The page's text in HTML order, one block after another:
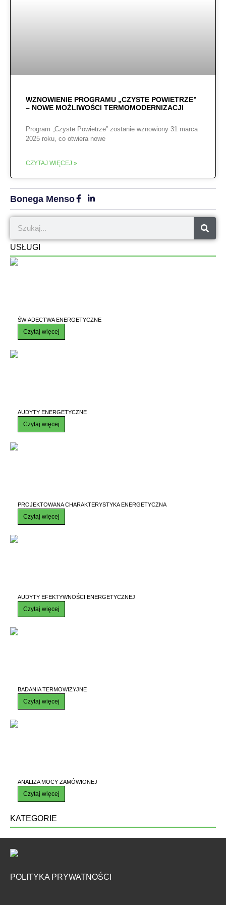
WZNOWIENIE PROGRAMU „CZYSTE POWIETRZE”
– NOWE MOŻLIWOŚCI TERMOMODERNIZACJI
Program „Czyste Powietrze” zostanie wznowiony 31 marca
2025 roku, co otwiera nowe
CZYTAJ WIĘCEJ »
Bonega Menso
USŁUGI
ŚWIADECTWA ENERGETYCZNE
Czytaj więcej
AUDYTY ENERGETYCZNE
Czytaj więcej
PROJEKTOWANA CHARAKTERYSTYKA ENERGETYCZNA
Czytaj więcej
AUDYTY EFEKTYWNOŚCI ENERGETYCZNEJ
Czytaj więcej
BADANIA TERMOWIZYJNE
Czytaj więcej
ANALIZA MOCY ZAMÓWIONEJ
Czytaj więcej
KATEGORIE
POLITYKA PRYWATNOŚCI